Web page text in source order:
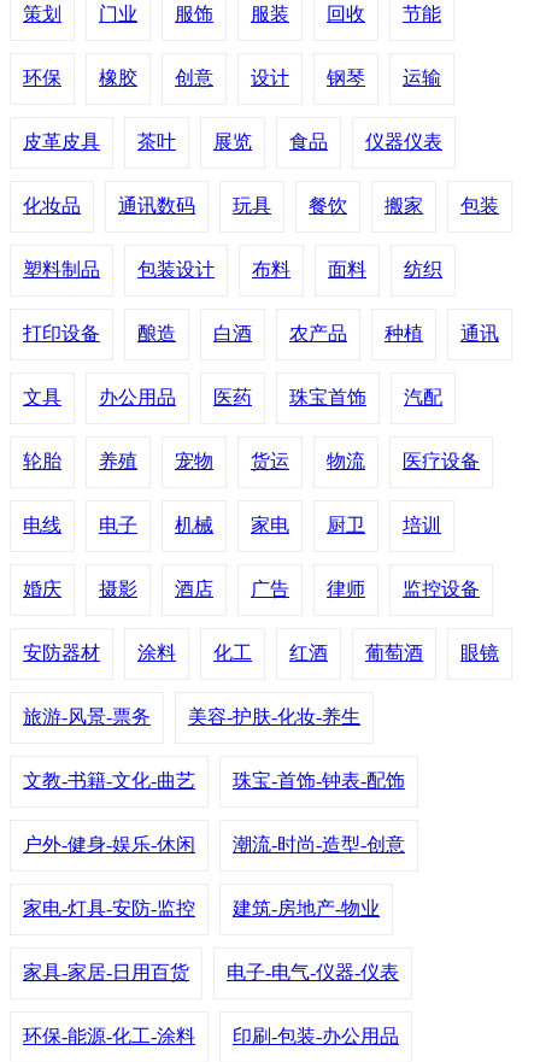
策划 门业 服饰 服装 回收 节能
环保 橡胶 创意 设计 钢琴 运输
皮革皮具 茶叶 展览 食品 仪器仪表
化妆品 通讯数码 玩具 餐饮 搬家 包装
塑料制品 包装设计 布料 面料 纺织
打印设备 酿造 白酒 农产品 种植 通讯
文具 办公用品 医药 珠宝首饰 汽配
轮胎 养殖 宠物 货运 物流 医疗设备
电线 电子 机械 家电 厨卫 培训
婚庆 摄影 酒店 广告 律师 监控设备
安防器材 涂料 化工 红酒 葡萄酒 眼镜
旅游-风景-票务 美容-护肤-化妆-养生
文教-书籍-文化-曲艺 珠宝-首饰-钟表-配饰
户外-健身-娱乐-休闲 潮流-时尚-造型-创意
家电-灯具-安防-监控 建筑-房地产-物业
家具-家居-日用百货 电子-电气-仪器-仪表
环保-能源-化工-涂料 印刷-包装-办公用品